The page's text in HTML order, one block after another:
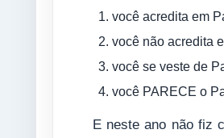
você acredita em
você não acredita
você se veste de
você PARECE o
E neste ano não fiz